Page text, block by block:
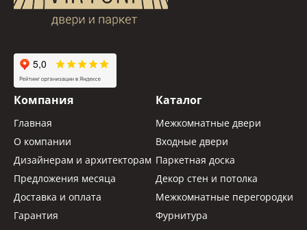
Компания
Главная
О компании
Дизайнерам и архитекторам
Предложения месяца
Доставка и оплата
Гарантия
Каталог
Межкомнатные двери
Входные двери
Паркетная доска
Декор стен и потолка
Межкомнатные перегородки
Фурнитура